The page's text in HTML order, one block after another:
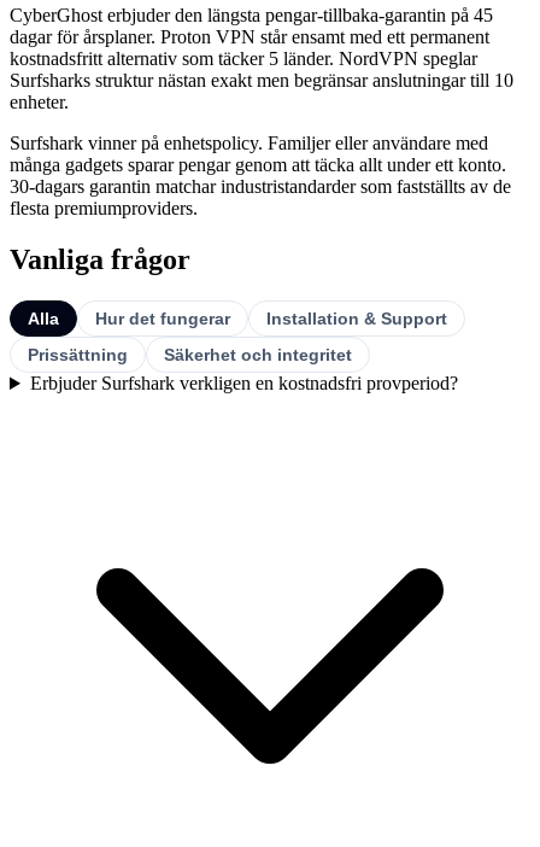
CyberGhost erbjuder den längsta pengar-tillbaka-garantin på 45
dagar för årsplaner. Proton VPN står ensamt med ett permanent
kostnadsfritt alternativ som täcker 5 länder. NordVPN speglar
Surfsharks struktur nästan exakt men begränsar anslutningar till 10
enheter.
Surfshark vinner på enhetspolicy. Familjer eller användare med
många gadgets sparar pengar genom att täcka allt under ett konto.
30-dagars garantin matchar industristandarder som fastställts av de
flesta premiumproviders.
Vanliga frågor
Alla Hur det fungerar
Installation & Support
Prissättning
Säkerhet och integritet
Erbjuder Surfshark verkligen en kostnadsfri provperiod?